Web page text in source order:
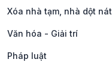
Xóa nhà tạm, nhà dột nát
Văn hóa - Giải trí
Pháp luật